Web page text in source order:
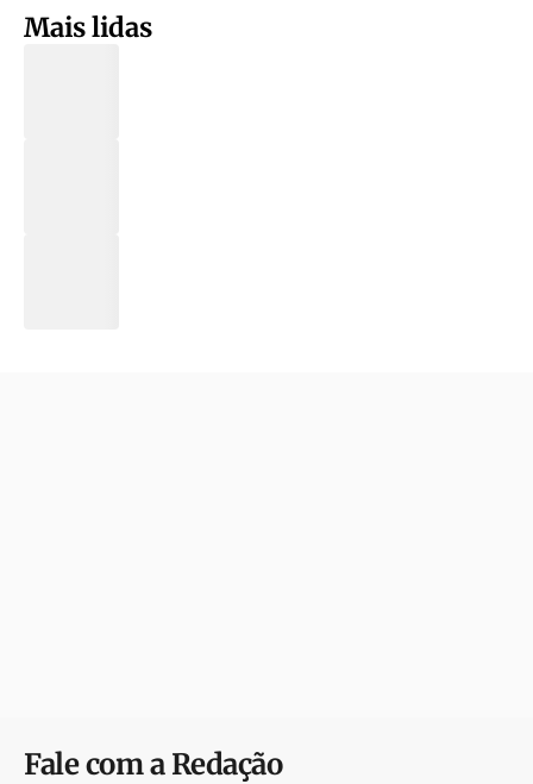
Mais lidas
Fale com a Redação